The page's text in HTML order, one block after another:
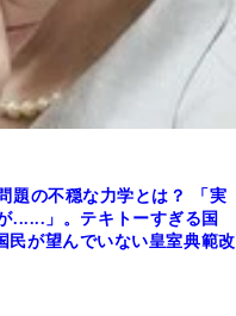
題の不穏な力学とは？ 「実
......」。テキトーすぎる国
民が望んでいない皇室典範改